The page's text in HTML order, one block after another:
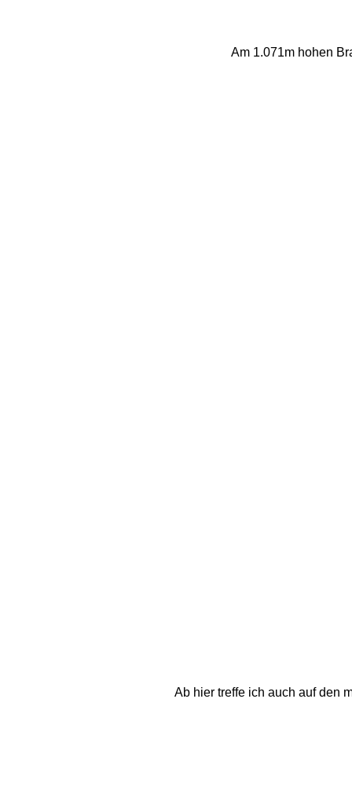
Am 1.071m hohen
Ab hier treffe ich auch auf den